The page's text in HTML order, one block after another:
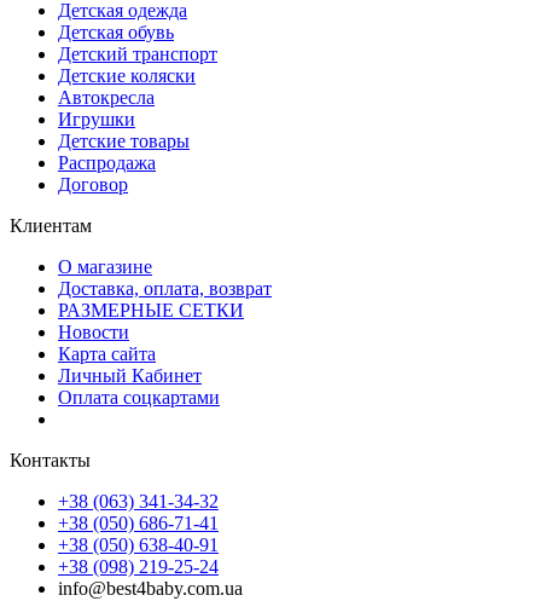
Детская одежда
Детская обувь
Детский транспорт
Детские коляски
Автокресла
Игрушки
Детские товары
Распродажа
Договор
Клиентам
О магазине
Доставка, оплата, возврат
РАЗМЕРНЫЕ СЕТКИ
Новости
Карта сайта
Личный Кабинет
Оплата соцкартами
Контакты
+38 (063) 341-34-32
+38 (050) 686-71-41
+38 (050) 638-40-91
+38 (098) 219-25-24
info@best4baby.com.ua